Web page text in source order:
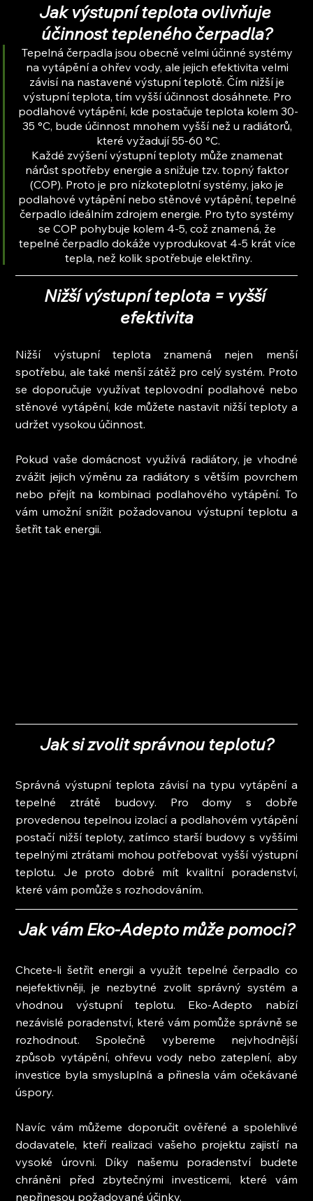
Jak výstupní teplota ovlivňuje
účinnost tepleného čerpadla?
Tepelná čerpadla jsou obecně velmi účinné systémy
na vytápění a ohřev vody, ale jejich efektivita velmi
závisí na nastavené výstupní teplotě. Čím nižší je
výstupní teplota, tím vyšší účinnost dosáhnete. Pro
podlahové vytápění, kde postačuje teplota kolem 30-
35 °C, bude účinnost mnohem vyšší než u radiátorů,
které vyžadují 55-60 °C.
Každé zvýšení výstupní teploty může znamenat
nárůst spotřeby energie a snižuje tzv. topný faktor
(COP). Proto je pro nízkoteplotní systémy, jako je
podlahové vytápění nebo stěnové vytápění, tepelné
čerpadlo ideálním zdrojem energie. Pro tyto systémy
se COP pohybuje kolem 4-5, což znamená, že
tepelné čerpadlo dokáže vyprodukovat 4-5 krát více
tepla, než kolik spotřebuje elektřiny.
Nižší výstupní teplota = vyšší
efektivita
Nižší výstupní teplota znamená nejen menší
spotřebu, ale také menší zátěž pro celý systém. Proto
se doporučuje využívat teplovodní podlahové nebo
stěnové vytápění, kde můžete nastavit nižší teploty a
udržet vysokou účinnost.
Pokud vaše domácnost využívá radiátory, je vhodné
zvážit jejich výměnu za radiátory s větším povrchem
nebo přejít na kombinaci podlahového vytápění. To
vám umožní snížit požadovanou výstupní teplotu a
šetřit tak energii.
Jak si zvolit správnou teplotu?
Správná výstupní teplota závisí na typu vytápění a
tepelné ztrátě budovy. Pro domy s dobře
provedenou tepelnou izolací a podlahovém vytápění
postačí nižší teploty, zatímco starší budovy s vyššími
tepelnými ztrátami mohou potřebovat vyšší výstupní
teplotu. Je proto dobré mít kvalitní poradenství,
které vám pomůže s rozhodováním.
Jak vám Eko-Adepto může pomoci?
Chcete-li šetřit energii a využít tepelné čerpadlo co
nejefektivněji, je nezbytné zvolit správný systém a
vhodnou výstupní teplotu. Eko-Adepto nabízí
nezávislé poradenství, které vám pomůže správně se
rozhodnout. Společně vybereme nejvhodnější
způsob vytápění, ohřevu vody nebo zateplení, aby
investice byla smysluplná a přinesla vám očekávané
úspory.
Navíc vám můžeme doporučit ověřené a spolehlivé
dodavatele, kteří realizaci vašeho projektu zajistí na
vysoké úrovni. Díky našemu poradenství budete
chráněni před zbytečnými investicemi, které vám
nepřinesou požadované účinky.